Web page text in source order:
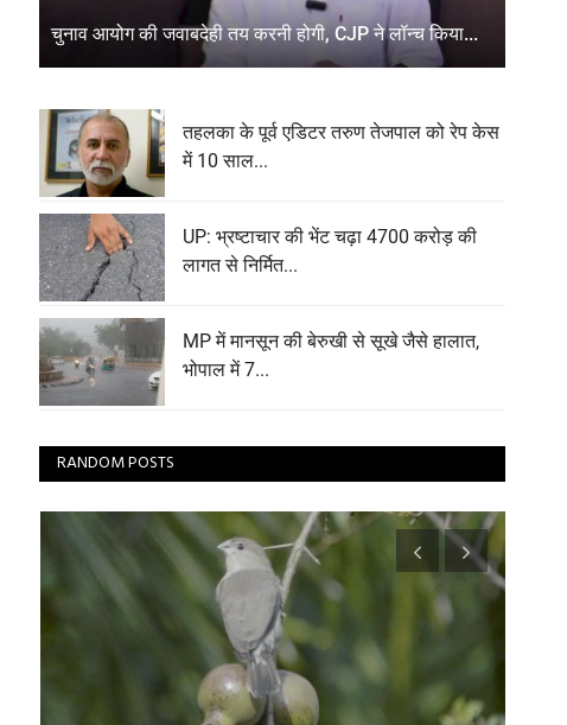
चुनाव आयोग की जवाबदेही तय करनी होगी, CJP ने लॉन्च किया...
तहलका के पूर्व एडिटर तरुण तेजपाल को रेप केस
में 10 साल...
UP: भ्रष्टाचार की भेंट चढ़ा 4700 करोड़ की
लागत से निर्मित...
MP में मानसून की बेरुखी से सूखे जैसे हालात,
भोपाल में 7...
RANDOM POSTS